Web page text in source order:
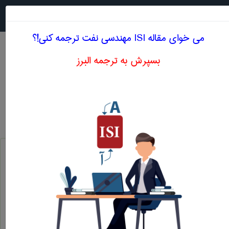
اصطلاحات تخصصی انگلیسی مهندسی نفت حرف V
دریچه ی مرکزی دکل
v - door side
می خوای مقاله ISI مهندسی نفت ترجمه کنی!؟
بسپرش به ترجمه البرز